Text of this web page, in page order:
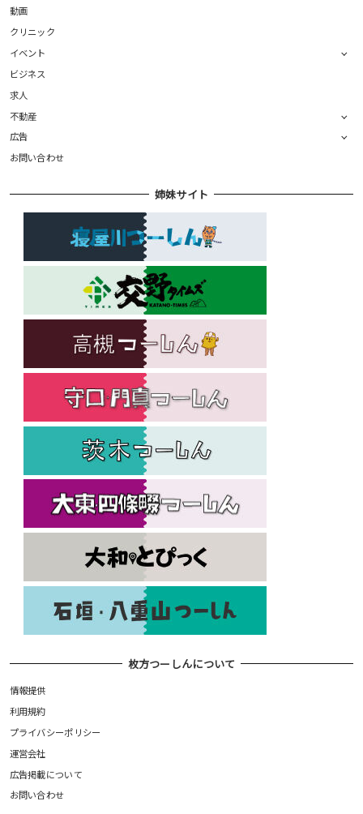
動画
クリニック
イベント
ビジネス
求人
不動産
広告
お問い合わせ
姉妹サイト
枚方つーしんについて
情報提供
利用規約
プライバシーポリシー
運営会社
広告掲載について
お問い合わせ